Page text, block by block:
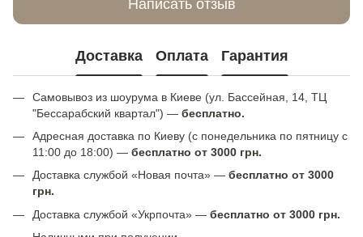
Написать отзыв
Доставка Оплата Гарантия
Самовывоз из шоурума в Киеве (ул. Бассейная, 14, ТЦ
"Бессарабский квартал") — бесплатно.
Адресная доставка по Киеву (с понедельника по пятницу с
11:00 до 18:00) — бесплатно от 3000 грн.
Доставка службой «Новая почта» — бесплатно от 3000
грн.
Доставка службой «Укрпочта» — бесплатно от 3000 грн.